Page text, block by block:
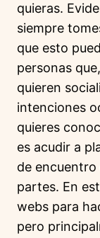
quieras.
siempre
que esto
personas
quieren
intenciones
quieres
es acudir a
de
partes. En
webs para
pero